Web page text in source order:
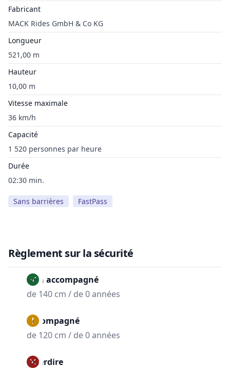
Fabricant
MACK Rides GmbH & Co KG
Longueur
521,00 m
Hauteur
10,00 m
Vitesse maximale
36 km/h
Capacité
1 520 personnes par heure
Durée
02:30 min.
Sans barrières FastPass
Règlement sur la sécurité
Non accompagné
de 140 cm / de 0 années
Accompagné
de 120 cm / de 0 années
Interdire